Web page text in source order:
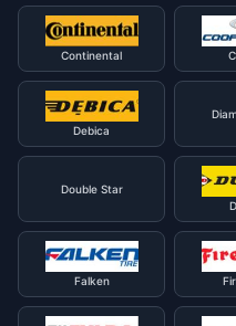
Continental
Debica
Double Star
Falken